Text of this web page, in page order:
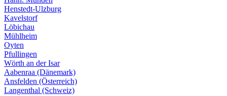
Henstedt-Ulzburg
Kavelstorf
Löbichau
Mühlheim
Oyten
Pfullingen
Wörth an der Isar
Aabenraa (Dänemark)
Ansfelden (Österreich)
Langenthal (Schweiz)